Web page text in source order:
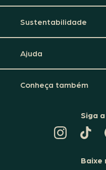
Sustentabilidade
Ajuda
Conheça também
Siga
TIKTOK
DA
Baixe